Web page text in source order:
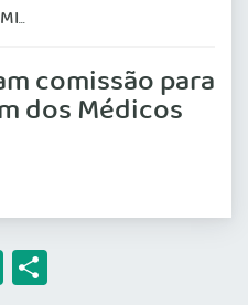
comissão para
dos Médicos
Print